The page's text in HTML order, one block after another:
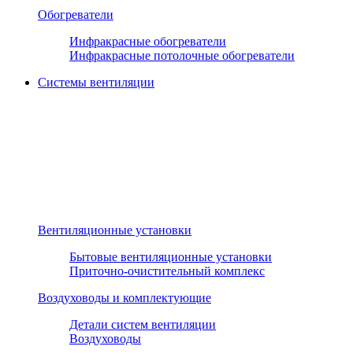
Обогреватели
Инфракрасные обогреватели
Инфракрасные потолочные обогреватели
Системы вентиляции
Вентиляционные установки
Бытовые вентиляционные установки
Приточно-очистительный комплекс
Воздуховоды и комплектующие
Детали систем вентиляции
Воздуховоды